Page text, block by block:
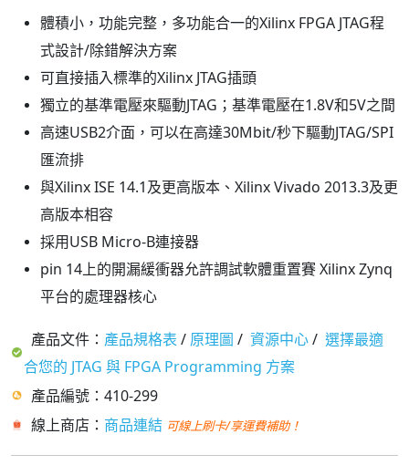
體積小，功能完整，多功能合一的Xilinx FPGA JTAG程
式設計/除錯解決方案
可直接插入標準的Xilinx JTAG插頭
獨立的基準電壓來驅動JTAG；基準電壓在1.8V和5V之間
高速USB2介面，可以在高達30Mbit/秒下驅動JTAG/SPI
匯流排
與Xilinx ISE 14.1及更高版本、Xilinx Vivado 2013.3及更
高版本相容
採用USB Micro-B連接器
pin 14上的開漏緩衝器允許調試軟體重置賽 Xilinx Zynq
平台的處理器核心
產品文件： 產品規格表 / 原理圖 / 資源中心/ 選擇最適
合您的 JTAG 與 FPGA Programming 方案
產品編號：410-299
線上商店： 商品連結 可線上刷卡/享運費補助！